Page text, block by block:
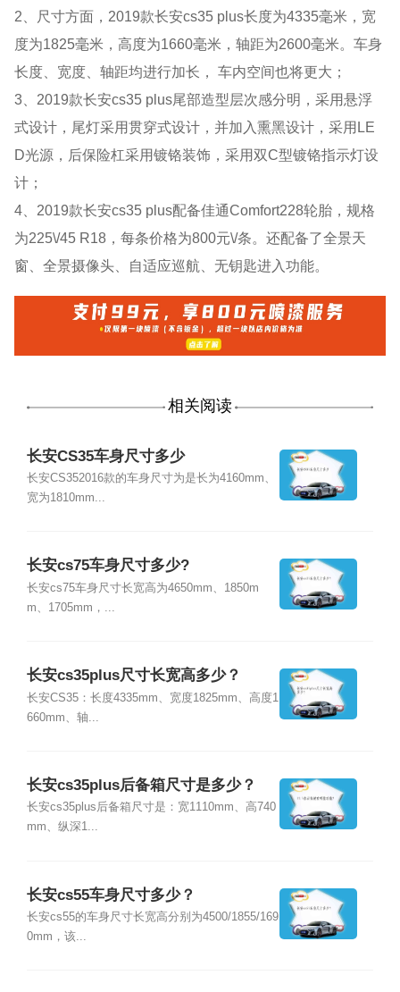
2、尺寸方面，2019款长安cs35 plus长度为4335毫米，宽
度为1825毫米，高度为1660毫米，轴距为2600毫米。车身
长度、宽度、轴距均进行加长， 车内空间也将更大；
3、2019款长安cs35 plus尾部造型层次感分明，采用悬浮
式设计，尾灯采用贯穿式设计，并加入熏黑设计，采用LE
D光源，后保险杠采用镀铬装饰，采用双C型镀铬指示灯设
计；
4、2019款长安cs35 plus配备佳通Comfort228轮胎，规格
为225\/45 R18，每条价格为800元\/条。还配备了全景天
窗、全景摄像头、自适应巡航、无钥匙进入功能。
相关阅读
长安CS35车身尺寸多少
长安CS352016款的车身尺寸为是长为4160mm、
宽为1810mm...
长安cs75车身尺寸多少?
长安cs75车身尺寸长宽高为4650mm、1850m
m、1705mm，...
长安cs35plus尺寸长宽高多少？
长安CS35：长度4335mm、宽度1825mm、高度1
660mm、轴...
长安cs35plus后备箱尺寸是多少？
长安cs35plus后备箱尺寸是：宽1110mm、高740
mm、纵深1...
长安cs55车身尺寸多少？
长安cs55的车身尺寸长宽高分别为4500/1855/169
0mm，该...